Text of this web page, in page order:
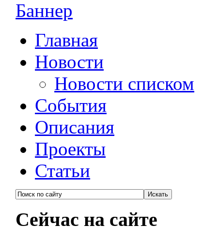
Главная
Новости
Новости списком
События
Описания
Проекты
Статьи
Сейчас на сайте